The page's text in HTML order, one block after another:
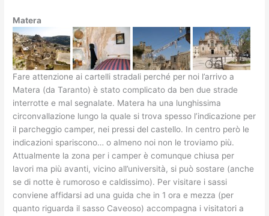
Matera
Fare attenzione ai cartelli stradali perché per noi l’arrivo a
Matera (da Taranto) è stato complicato da ben due strade
interrotte e mal segnalate. Matera ha una lunghissima
circonvallazione lungo la quale si trova spesso l’indicazione per
il parcheggio camper, nei pressi del castello. In centro però le
indicazioni spariscono… o almeno noi non le troviamo più.
Attualmente la zona per i camper è comunque chiusa per
lavori ma più avanti, vicino all’università, si può sostare (anche
se di notte è rumoroso e caldissimo). Per visitare i sassi
conviene affidarsi ad una guida che in 1 ora e mezza (per
quanto riguarda il sasso Caveoso) accompagna i visitatori a